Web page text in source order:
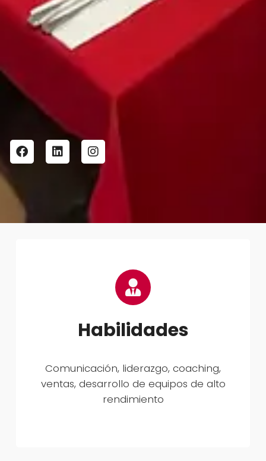
Habilidades
Comunicación, liderazgo, coaching,
ventas, desarrollo de equipos de alto
rendimiento